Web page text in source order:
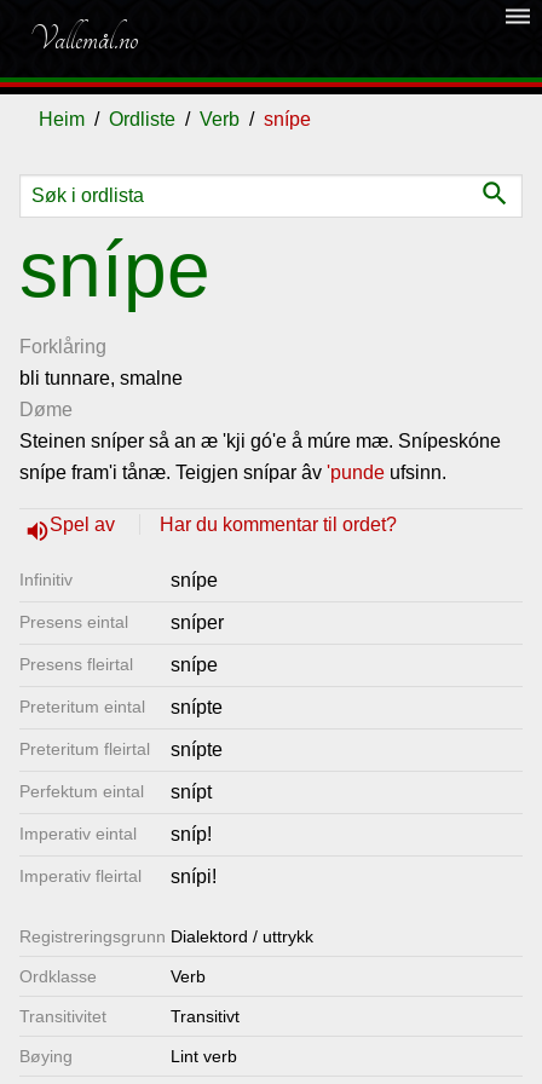
Vallemål.no
dehaze
Heim Ordliste Verb snípe
search
snípe
Forklåring
bli tunnare, smalne
Døme
Steinen sníper så an æ 'kji gó'e å múre mæ. Snípeskóne
snípe fram'i tånæ. Teigjen snípar âv 'punde ufsinn.
volume_upSpel av Har du kommentar til ordet?
Infinitiv snípe
Presens eintal sníper
Presens fleirtal snípe
Preteritum eintal snípte
Preteritum fleirtal snípte
Perfektum eintal snípt
Imperativ eintal sníp!
Imperativ fleirtal snípi!
Registrerings­grunn Dialektord / uttrykk
Ordklasse Verb
Transitivitet Transitivt
Bøying Lint verb
Ordliste
Om
vallemålet
Gjestebok
Lenkjer
Kontakt
oss